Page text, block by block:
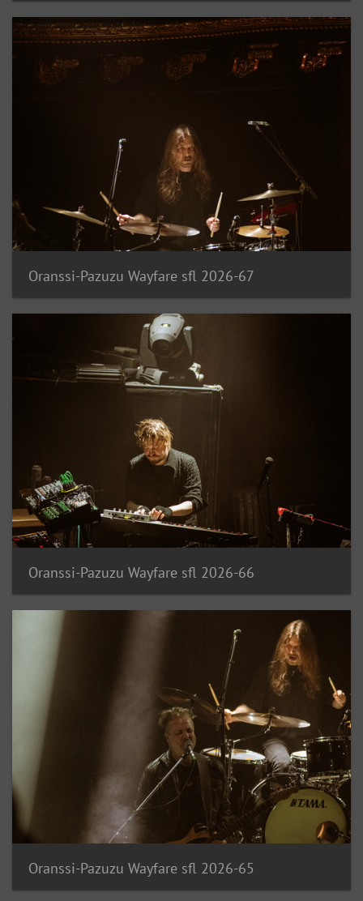
Oranssi-Pazuzu Wayfare sfl 2026-67
Oranssi-Pazuzu Wayfare sfl 2026-66
Oranssi-Pazuzu Wayfare sfl 2026-65